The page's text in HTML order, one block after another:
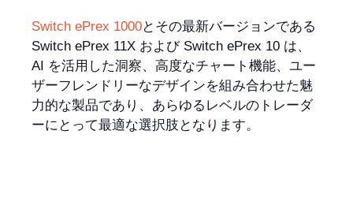
Switch ePrex 1000とその最新バージョンである
Switch ePrex 11X および Switch ePrex 10 は、
AI を活用した洞察、高度なチャート機能、ユー
ザーフレンドリーなデザインを組み合わせた魅
力的な製品であり、あらゆるレベルのトレーダ
ーにとって最適な選択肢となります。